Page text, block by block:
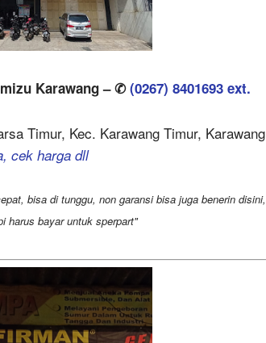
Karawang – ✆(0267) 8401693 ext.
Timur, Kec. Karawang Timur, Karawang
cek harga dll
bisa di tunggu, non garansi bisa juga benerin disini,
harus bayar untuk sperpart